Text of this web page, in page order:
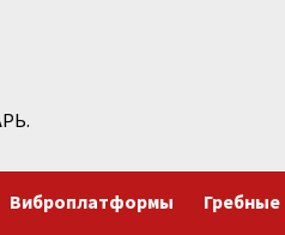
Виброплатформы